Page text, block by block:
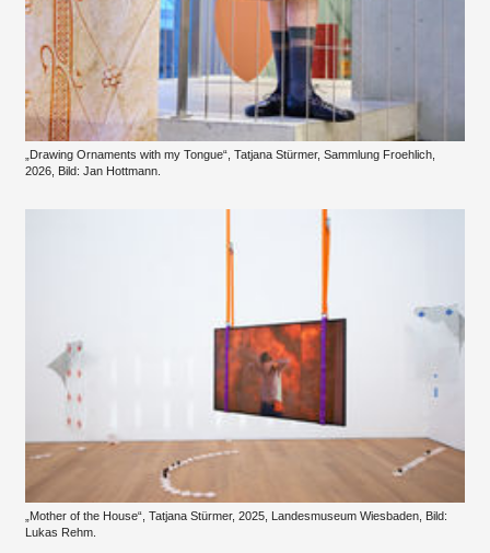
„Drawing Ornaments with my Tongue“, Tatjana Stürmer, Sammlung Froehlich,
2026, Bild: Jan Hottmann.
„Mother of the House“, Tatjana Stürmer, 2025, Landesmuseum Wiesbaden, Bild:
Lukas Rehm.